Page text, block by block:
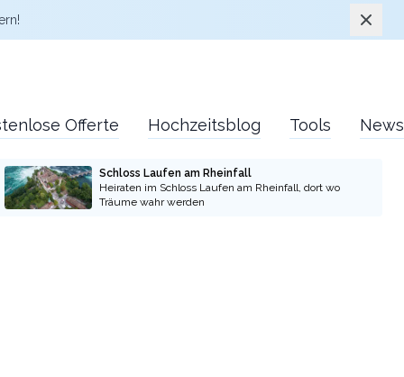
Offerte Hochzeitsblog Tools News
Schloss Laufen am Rheinfall
Heiraten im Schloss Laufen am Rheinfall, dort wo
Träume wahr werden